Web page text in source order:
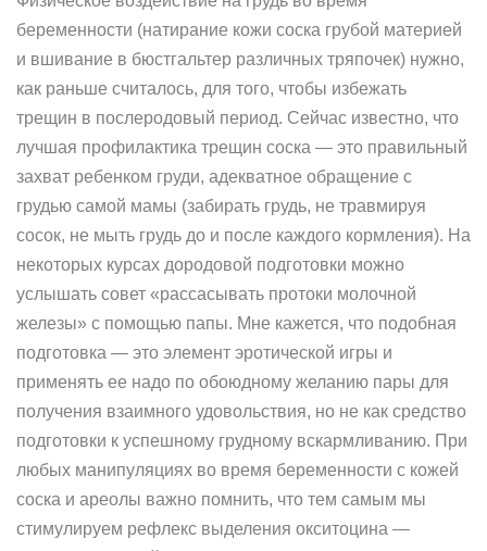
беременности (натирание кожи соска грубой материей
и вшивание в бюстгальтер различных тряпочек) нужно,
как раньше считалось, для того, чтобы избежать
трещин в послеродовый период. Сейчас известно, что
лучшая профилактика трещин соска — это правильный
захват ребенком груди, адекватное обращение с
грудью самой мамы (забирать грудь, не травмируя
сосок, не мыть грудь до и после каждого кормления). На
некоторых курсах дородовой подготовки можно
услышать совет «рассасывать протоки молочной
железы» с помощью папы. Мне кажется, что подобная
подготовка — это элемент эротической игры и
применять ее надо по обоюдному желанию пары для
получения взаимного удовольствия, но не как средство
подготовки к успешному грудному вскармливанию. При
любых манипуляциях во время беременности с кожей
соска и ареолы важно помнить, что тем самым мы
стимулируем рефлекс выделения окситоцина —